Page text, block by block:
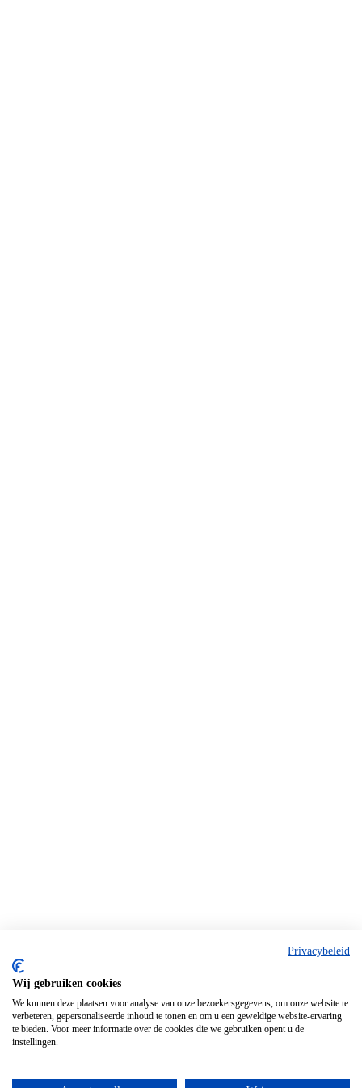
Privacybeleid
Wij gebruiken cookies
We kunnen deze plaatsen voor analyse van onze bezoekersgegevens, om onze website te
verbeteren, gepersonaliseerde inhoud te tonen en om u een geweldige website-ervaring
te bieden. Voor meer informatie over de cookies die we gebruiken opent u de
instellingen.